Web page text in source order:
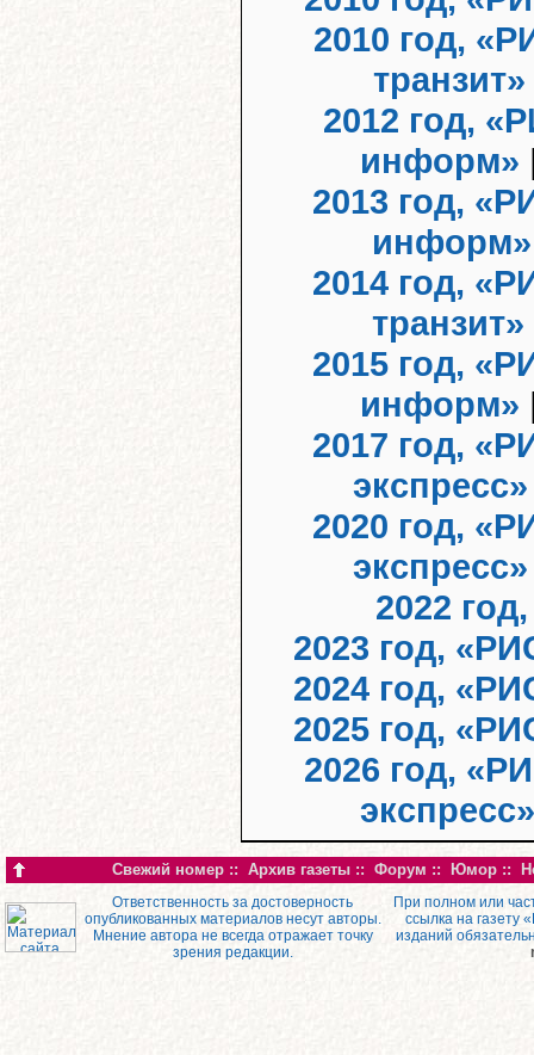
2010 год,
транзит»
2012 год,
информ»
2013 год,
информ»
2014 год,
транзит»
2015 год,
информ»
2017 год,
экспресс»
2020 год,
экспресс»
2022
2023 год,
2024 год,
2025 год,
2026 год,
Свежий номер :: Архив газеты :: Форум :: Юмор ::
Ответственность за достоверность
опубликованных материалов несут авторы.
Мнение автора не всегда отражает точку
зрения редакции.
При полном или
ссылка на газету
изданий